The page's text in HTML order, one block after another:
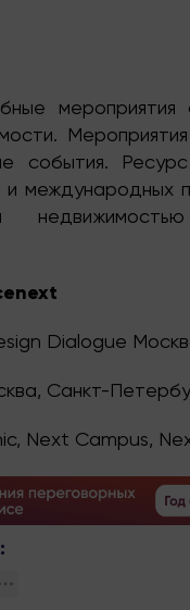
события.
международных
Dialogue
Санкт-
Next Campus,